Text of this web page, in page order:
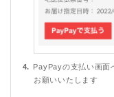
PayPayの支払い画面
お願いいたします